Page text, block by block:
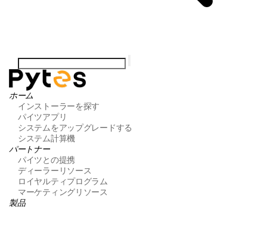
ホーム
インストーラーを探す
パイツアプリ
システムをアップグレードする
システム計算機
パートナー
パイツとの提携
ディーラーリソース
ロイヤルティプログラム
マーケティングリソース
製品